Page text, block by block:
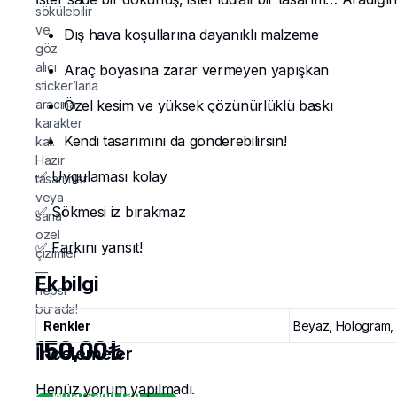
sökülebilir
ve
göz
alıcı
sticker’larla
aracına
karakter
kat.
Hazır
tasarımlar
veya
sana
özel
çizimler
—
hepsi
burada!
150,00₺
Dış hava koşullarına dayanıklı malzeme
Araç boyasına zarar vermeyen yapışkan
Özel kesim ve yüksek çözünürlüklü baskı
Kendi tasarımını da gönderebilirsin!
✅ Uygulaması kolay
✅ Sökmesi iz bırakmaz
✅ Farkını yansıt!
Ek bilgi
Renkler Beyaz, Hologram,
İncelemeler
Henüz yorum yapılmadı.